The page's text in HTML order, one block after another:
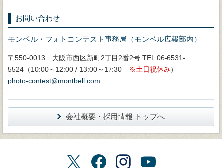
お問い合わせ
モンベル・フォトコンテスト事務局（モンベル広報部内）
〒550-0013 大阪市西区新町2丁目2番2号 TEL 06-6531-
5524（10:00～12:00 / 13:00～17:30
土日祝休み）
photo-contest@montbell.com
会社概要・採用情報 トップへ